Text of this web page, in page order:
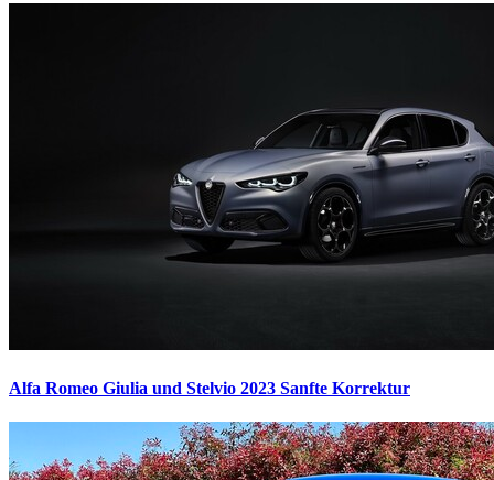
Alfa Romeo Giulia und Stelvio 2023 Sanfte Korrektur